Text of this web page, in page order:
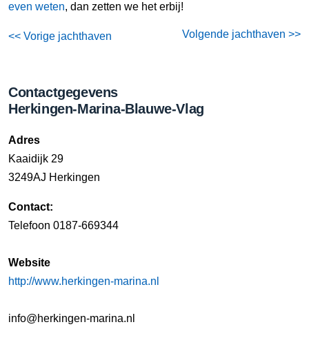
even weten, dan zetten we het erbij!
<< Vorige jachthaven Volgende jachthaven >>
Contactgegevens
Herkingen-Marina-Blauwe-Vlag
Adres
Kaaidijk 29
3249AJ Herkingen
Contact:
Telefoon 0187-669344
Website
http://www.herkingen-marina.nl
info@herkingen-marina.nl